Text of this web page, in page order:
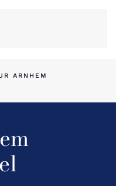
ARNHEM